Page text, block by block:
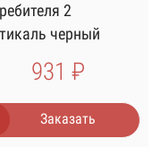
2
черный
931 ₽
Заказать